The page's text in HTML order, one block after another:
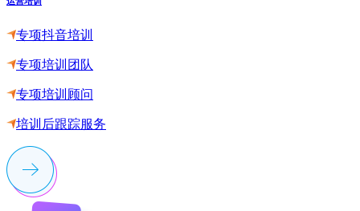
专项抖音培训
专项培训团队
专项培训顾问
培训后跟踪服务